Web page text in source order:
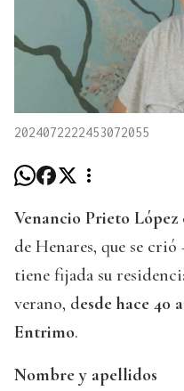
2024072222453072055
Venancio Prieto López
de Henares, que se
tiene fijada su
verano, desde hace 40
Entrimo.
Nombre y apellidos